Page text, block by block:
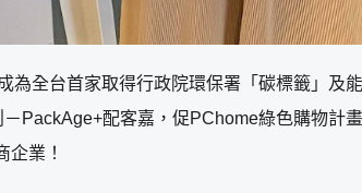
全台首家取得行政院環保署「碳標籤」及
PackAge+配客嘉，促PChome綠色購物計
業！